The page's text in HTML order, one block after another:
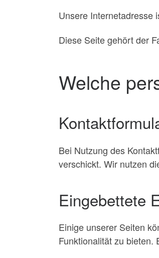
Unsere Internetadresse
Diese Seite gehört der
Welche
Bei Nutzung des
verschickt. Wir nutzen
Eingebettete
Einige unserer Seiten
Funktionalität zu bieten.